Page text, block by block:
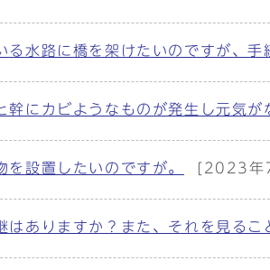
る水路に橋を架けたいのですが、手
幹にカビようなものが発生し元気
を設置したいのですが。 [2023年
はありますか？また、それを見るこ